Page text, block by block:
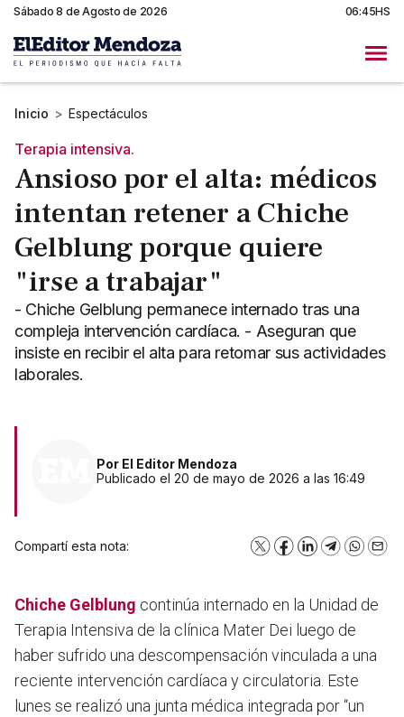
Sábado 8 de Agosto de 2026 06:45HS
Inicio > Espectáculos
Terapia intensiva.
Ansioso por el alta: médicos
intentan retener a Chiche
Gelblung porque quiere
"irse a trabajar"
- Chiche Gelblung permanece internado tras una
compleja intervención cardíaca. - Aseguran que
insiste en recibir el alta para retomar sus actividades
laborales.
Por El Editor Mendoza
Publicado el 20 de mayo de 2026 a las 16:49
Compartí esta nota: X Facebook
LinkedInTelegram
Chiche Gelblung continúa internado en la Unidad de
Terapia Intensiva de la clínica Mater Dei luego de
haber sufrido una descompensación vinculada a una
reciente intervención cardíaca y circulatoria. Este
lunes se realizó una junta médica integrada por“un